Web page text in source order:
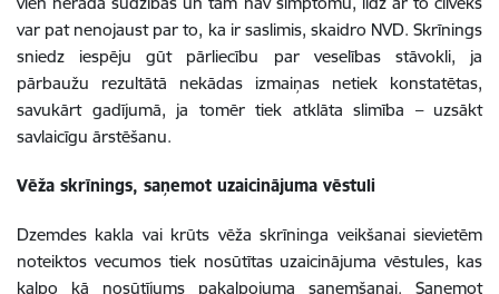
var pat nenojaust par to, ka ir saslimis, skaidro NVD. Skrīnings
sniedz iespēju gūt pārliecību par veselības stāvokli, ja
pārbaužu rezultātā nekādas izmaiņas netiek konstatētas,
savukārt gadījumā, ja tomēr tiek atklāta slimība – uzsākt
savlaicīgu ārstēšanu.
Vēža skrīnings, saņemot uzaicinājuma vēstuli
Dzemdes kakla vai krūts vēža skrīninga veikšanai sievietēm
noteiktos vecumos tiek nosūtītas uzaicinājuma vēstules, kas
kalpo kā nosūtījums pakalpojuma saņemšanai. Saņemot